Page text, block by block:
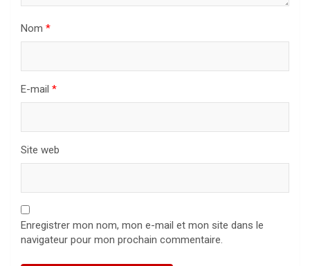
Nom *
E-mail *
Site web
Enregistrer mon nom, mon e-mail et mon site dans le
navigateur pour mon prochain commentaire.